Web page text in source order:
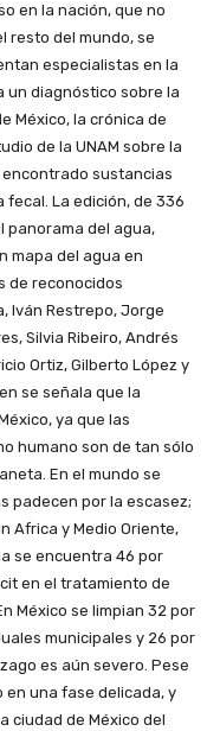
en la nación, que no
resto del mundo, se
especialistas en la
un diagnóstico sobre la
México, la crónica de
de la UNAM sobre la
sustancias
La edición, de 336
panorama del agua,
mapa del agua en
de reconocidos
Iván Restrepo, Jorge
Silvia Ribeiro, Andrés
Ortiz, Gilberto López y
se señala que la
ya que las
humano son de tan sólo
En el mundo se
padecen por la escasez;
Africa y Medio Oriente,
se encuentra 46 por
en el tratamiento de
México se limpian 32 por
municipales y 26 por
es aún severo. Pese
una fase delicada, y
ciudad de México del